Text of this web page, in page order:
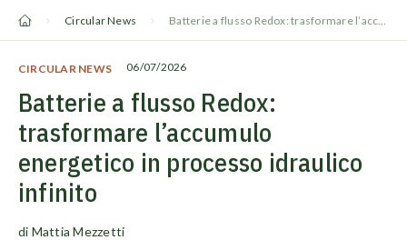
Circular News Batterie a flusso Redox: trasformare l’accumulo energetico in processo idraulico infinito
CIRCULAR NEWS 06/07/2026
Batterie a flusso Redox:
trasformare l’accumulo
energetico in processo idraulico
infinito
di Mattia Mezzetti